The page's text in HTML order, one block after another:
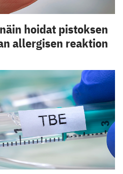
hoidat pistoksen
allergisen reaktion